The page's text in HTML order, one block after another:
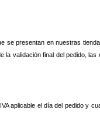
presentan en nuestras
validación final del pedido,
el día del pedido y